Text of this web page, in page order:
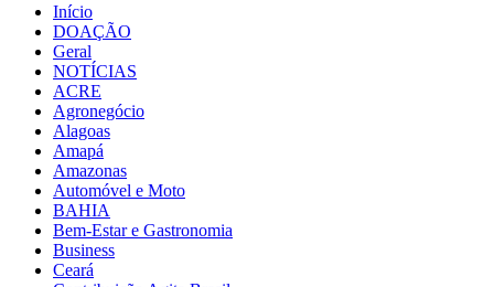
Início
DOAÇÃO
Geral
NOTÍCIAS
ACRE
Agronegócio
Alagoas
Amapá
Amazonas
Automóvel e Moto
BAHIA
Bem-Estar e Gastronomia
Business
Ceará